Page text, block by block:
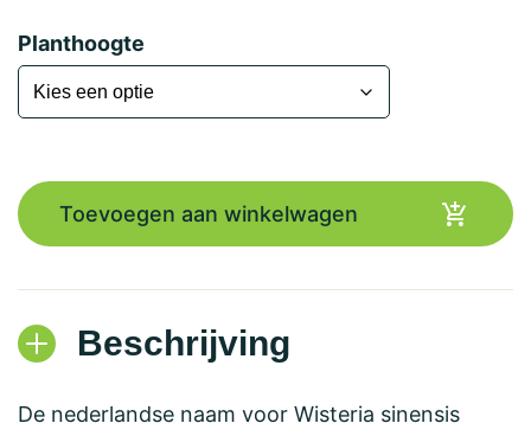
Planthoogte
Toevoegen aan winkelwagen
Beschrijving
De nederlandse naam voor Wisteria sinensis